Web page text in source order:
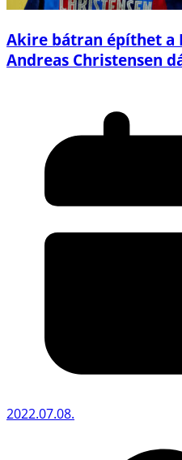
Akire bátran építhet a
Andreas Christensen
2022.07.08.